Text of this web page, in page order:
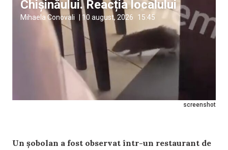
screenshot
Chișinăului. Reacția localului
Mihaela Conovali 10 august, 2026 15:45
Un șobolan a fost observat într-un restaurant de